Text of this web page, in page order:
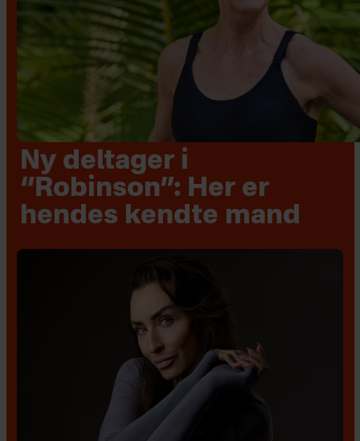
Ny deltager i
“Robinson”: Her er
hendes kendte mand